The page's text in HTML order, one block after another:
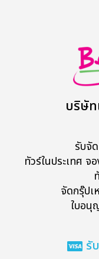
บริษั
รับจั
ทัวร์ในประเทศ จ
จัดกรุ๊ป
ใบอนุ
รั